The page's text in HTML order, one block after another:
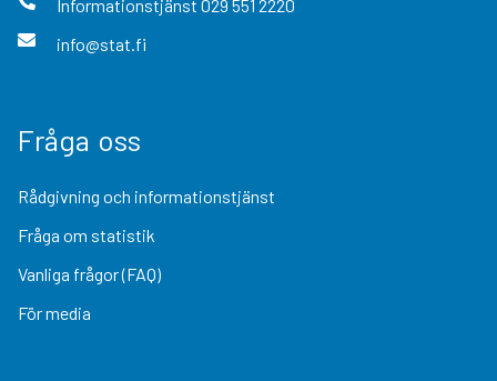
Informationstjänst 029 551 2220
info@stat.fi
Fråga oss
Rådgivning och informationstjänst
Fråga om statistik
Vanliga frågor (FAQ)
För media